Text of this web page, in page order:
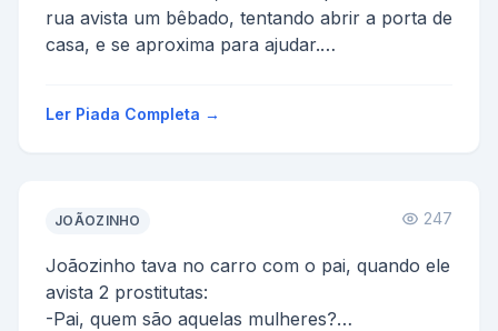
rua avista um bêbado, tentando abrir a porta de
casa, e se aproxima para ajudar.
Ler Piada Completa →
JOÃOZINHO 247
Joãozinho tava no carro com o pai, quando ele
avista 2 prostitutas:
-Pai, quem são aquelas mulheres?